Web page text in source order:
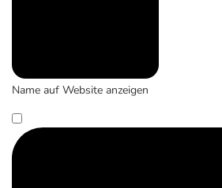
Name auf Website anzeigen